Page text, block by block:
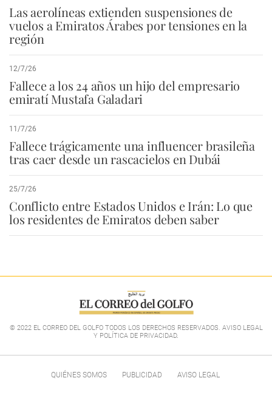
Las aerolíneas extienden suspensiones de
vuelos a Emiratos Árabes por tensiones en la
región
12/7/26
Fallece a los 24 años un hijo del empresario
emiratí Mustafa Galadari
11/7/26
Fallece trágicamente una influencer brasileña
tras caer desde un rascacielos en Dubái
25/7/26
Conflicto entre Estados Unidos e Irán: Lo que
los residentes de Emiratos deben saber
© 2022 EL CORREO DEL GOLFO TODOS LOS DERECHOS RESERVADOS. AVISO LEGAL
Y POLÍTICA DE PRIVACIDAD.
QUIÉNES SOMOS PUBLICIDAD AVISO LEGAL